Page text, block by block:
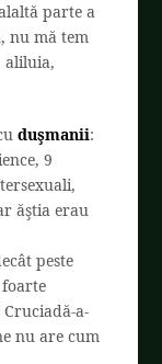
parte a
nu mă tem
aliluia,
duşmanii:
9
ăştia erau
peste
a-
nu are cum